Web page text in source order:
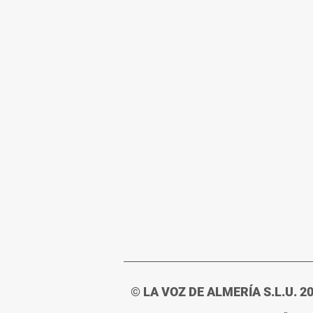
© LA VOZ DE ALMERÍA S.L.U.